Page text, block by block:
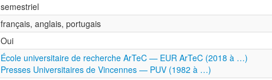
semestriel
français, anglais, portugais
Oui
École universitaire de recherche ArTeC — EUR ArTeC (2018 à …)
Presses Universitaires de Vincennes — PUV (1982 à …)